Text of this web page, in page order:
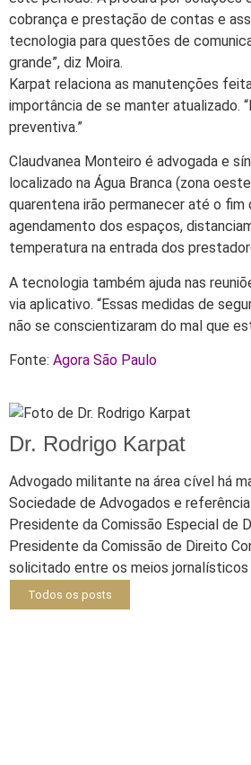
cobrança e prestação de contas e
tecnologia para questões de
grande”, diz Moira.
Karpat relaciona as manutenções
importância de se manter atualizado.
preventiva.”
Claudvanea Monteiro é advogada e
localizado na Água Branca (zona
quarentena irão permanecer até o
agendamento dos espaços,
temperatura na entrada dos
A tecnologia também ajuda nas
via aplicativo. “Essas medidas de
não se conscientizaram do mal que
Fonte: Agora São Paulo
Dr. Rodrigo Karpat
Advogado militante na área cível há
Sociedade de Advogados e
Presidente da Comissão Especial de
Presidente da Comissão de Direito
solicitado entre os meios
Todos os posts